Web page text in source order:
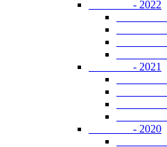
- 2022
-
-
-
-
- 2021
-
-
-
-
- 2020
-